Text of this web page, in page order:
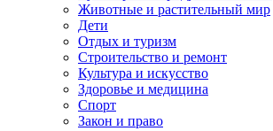
Животные и растительный мир
Дети
Отдых и туризм
Строительство и ремонт
Культура и искусство
Здоровье и медицина
Спорт
Закон и право